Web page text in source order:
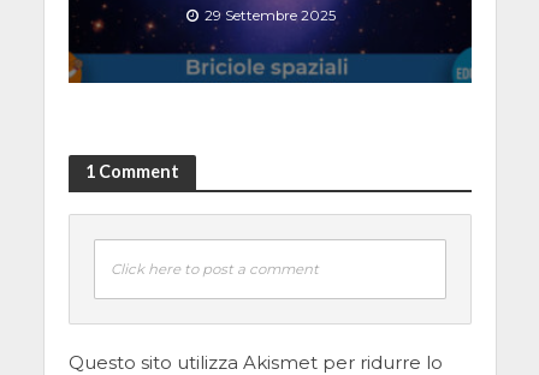
29 Settembre 2025
1 Comment
Click here to post a comment
Questo sito utilizza Akismet per ridurre lo